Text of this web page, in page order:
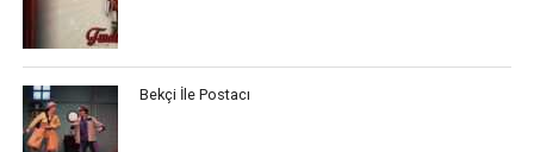
Bekçi İle Postacı